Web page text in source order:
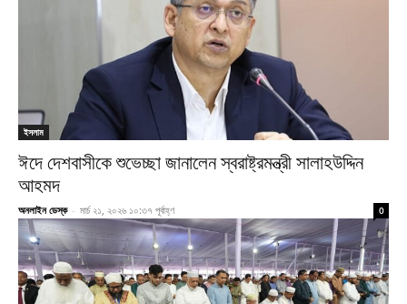
ইসলাম
ঈদে দেশবাসীকে শুভেচ্ছা জানালেন স্বরাষ্ট্রমন্ত্রী সালাহউদ্দিন
আহমদ
অনলাইন ডেস্ক - মার্চ ২১, ২০২৬ ১০:৩৭ পূর্বাহ্ণ 0